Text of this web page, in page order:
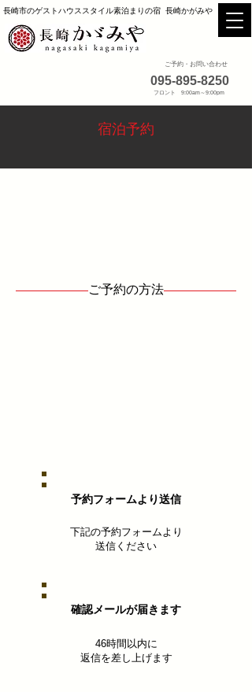
長崎市のゲストハウススタイル素泊まりの宿 長崎かがみや
ご予約・お問い合わせ
095-895-8250
フロント 9:00am～9:00pm
宿泊予約
ご予約の方法
​予約フォームより送信
下記の予約フォームより
​送信ください
確認メールが届きます
46時間以内に
返信を差し上げます